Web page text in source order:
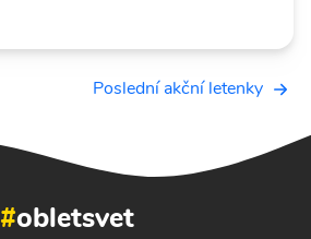
Poslední akční letenky
#obletsvet